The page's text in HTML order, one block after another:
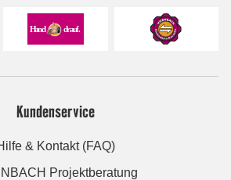
Kundenservice
& Kontakt (FAQ)
Projektberatung